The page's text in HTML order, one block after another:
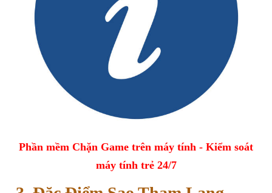
Phần mềm Chặn Game trên máy tính - Kiểm soát
máy tính trẻ 24/7